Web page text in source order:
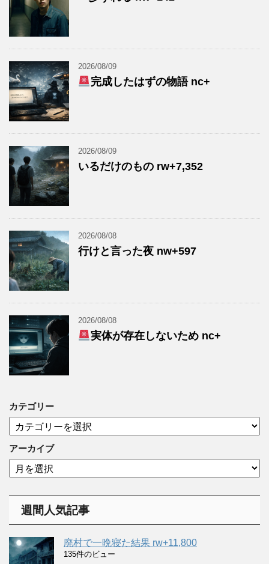
2026/08/09
完成したはずの物語 nc+
2026/08/09
いるだけのもの rw+7,352
2026/08/08
行けと言った夜 nw+597
2026/08/08
実体が存在しないため nc+
カテゴリー
テ
ゴ
リ
ー
アーカイブ
ア
ー
週間人気記事
廃村で一晩寝た結果 rw+11,800
135件のビュー